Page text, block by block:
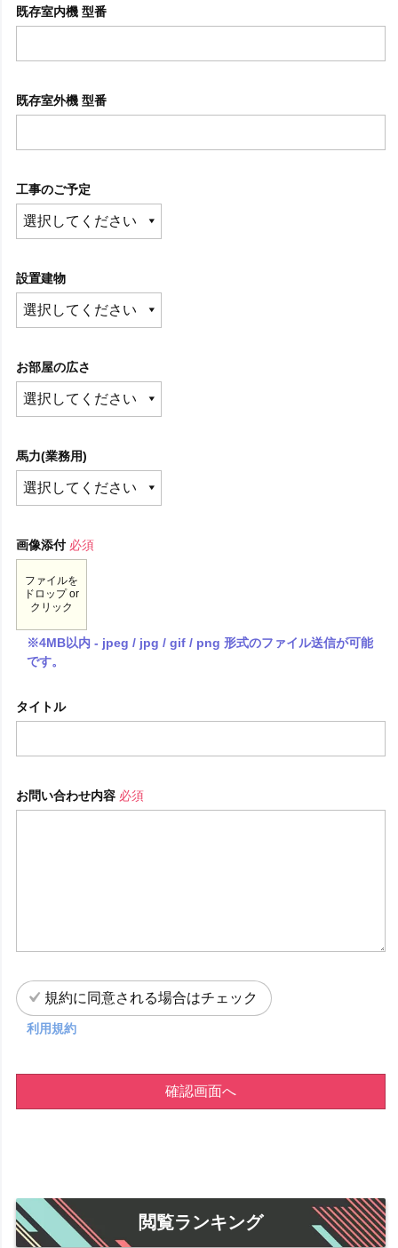
既存室内機 型番
既存室外機 型番
工事のご予定
設置建物
お部屋の広さ
馬力(業務用)
画像添付 必須
ファイルを
ドロップ or
クリック
※4MB以内 - jpeg / jpg / gif / png 形式のファイル送信が可能
です。
タイトル
お問い合わせ内容 必須
規約に同意される場合はチェック
利用規約
確認画面へ
閲覧ランキング